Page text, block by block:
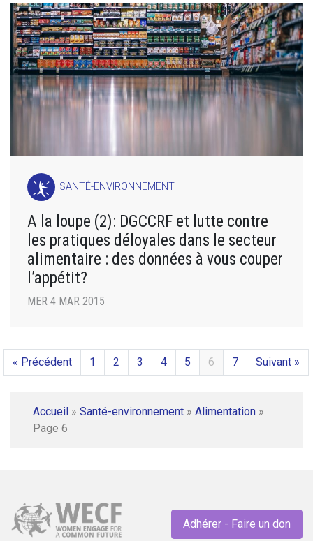
SANTÉ-ENVIRONNEMENT
A la loupe (2): DGCCRF et lutte contre
les pratiques déloyales dans le secteur
alimentaire : des données à vous couper
l’appétit?
MER 4 MAR 2015
« Précédent 1 2 3 4 5 6 7 Suivant »
Accueil » Santé-environnement » Alimentation »
Page 6
Adhérer - Faire un don